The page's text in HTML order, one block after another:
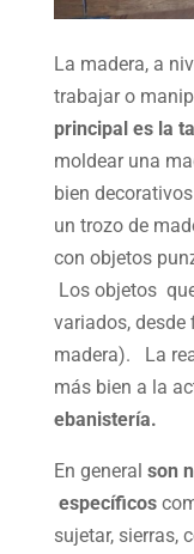
La madera, a
trabajar o
principal es la
moldear una
bien
un trozo de
con objetos
Los objetos
variados,
madera). La
más bien a la
ebanistería.
En general son
específicos
sujetar, sierras,